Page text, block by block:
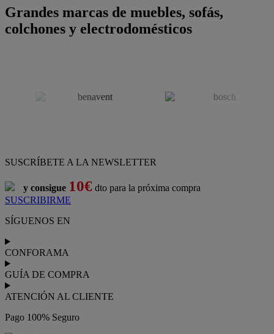
Grandes marcas de muebles, sofás,
colchones y electrodomésticos
SUSCRÍBETE A LA NEWSLETTER
y consigue 10€ dto para la próxima compra
SUSCRIBIRME
SÍGUENOS EN
CONFORAMA
GUÍA DE COMPRA
ATENCIÓN AL CLIENTE
Pago 100% Seguro